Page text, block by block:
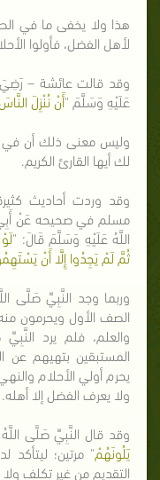
هذا ولا يخفى ما في
لأهل الفضل، فأولوا
وقد قالت عائشة – رَضِيَ
عَلَيْهِ وَسَلَّمَ "أَنْ نُنْزِلَ
وليس معنى ذلك أن في
لك أيها القارئ الكريم.
وقد وردت أحاديث
مسلم في صحيحه عَنْ أَبِي
اللَّهُ عَلَيْهِ وَسَلَّمَ قَالَ: "
ثُمَّ لَمْ يَجِدُوا إِلَّا أَنْ
وربما وجد النَّبِيِّ صَلَّى
الصف الأول ويحرمون
والعلم، فلم يرد
المستبقين بتهيهم عن
يحرم أولي الأحلام
ولا يعرف الفضل إلا أهله.
وقد قال النَّبِيِّ صَلَّى
يَلُونَهُمْ" مرتين؛
التقديم من غير تكلف